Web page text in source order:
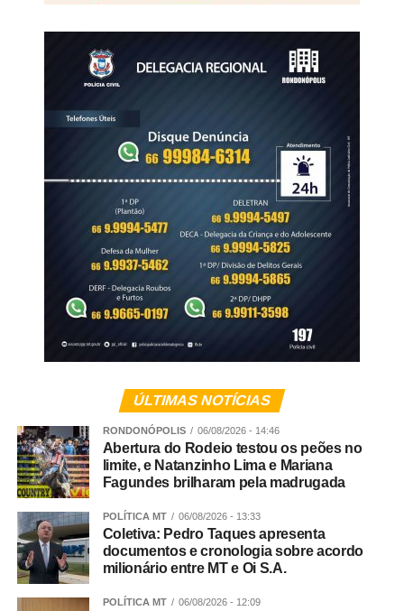
ÚLTIMAS NOTÍCIAS
RONDONÓPOLIS 06/08/2026 - 14:46
Abertura do Rodeio testou os peões no
limite, e Natanzinho Lima e Mariana
Fagundes brilharam pela madrugada
POLÍTICA MT 06/08/2026 - 13:33
Coletiva: Pedro Taques apresenta
documentos e cronologia sobre acordo
milionário entre MT e Oi S.A.
POLÍTICA MT 06/08/2026 - 12:09